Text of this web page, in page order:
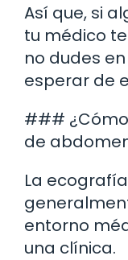
Así que, si
tu médico
no dudes
esperar de
###
de
La
entorno
una clínica.